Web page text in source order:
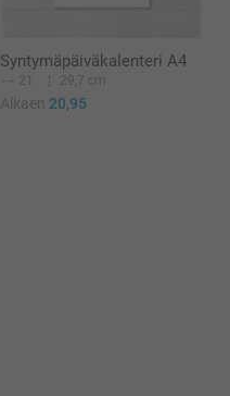
Syntymäpäiväkalenteri A4
21 29,7 cm
Alkaen 20,95